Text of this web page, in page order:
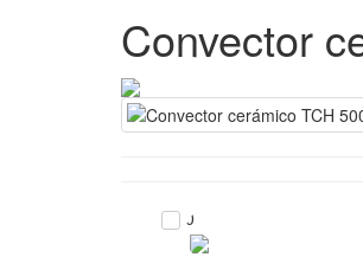
Convector
0